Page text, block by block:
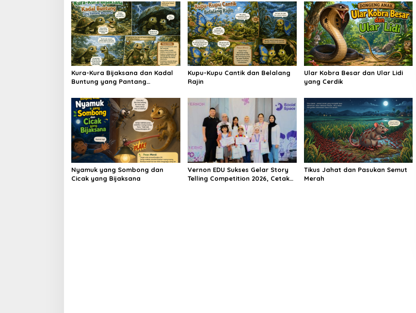
Kura-Kura Bijaksana dan Kadal
Buntung yang Pantang
Kupu-Kupu Cantik dan Belalang
Rajin
Ular Kobra Besar dan Ular Lidi
yang Cerdik
Nyamuk yang Sombong dan
Cicak yang Bijaksana
Vernon EDU Sukses Gelar Story
Telling Competition 2026, Cetak
Tikus Jahat dan Pasukan Semut
Merah
[FOTO] Anies Baswedan Tinjau
Program Turun Tangan Air Bersih
di Bandar Pusaka